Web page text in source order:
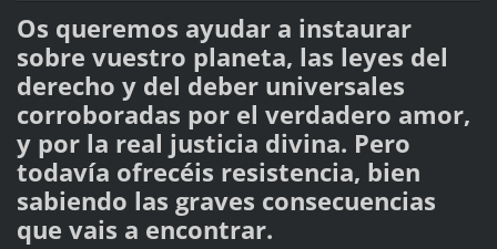
Os queremos ayudar a instaurar
sobre vuestro planeta, las leyes del
derecho y del deber universales
corroboradas por el verdadero amor,
y por la real justicia divina. Pero
todavía ofrecéis resistencia, bien
sabiendo las graves consecuencias
que vais a encontrar.